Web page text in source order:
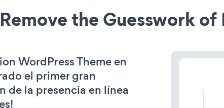
Remove the Guesswork
WordPress Theme en
el primer gran
de la presencia en línea